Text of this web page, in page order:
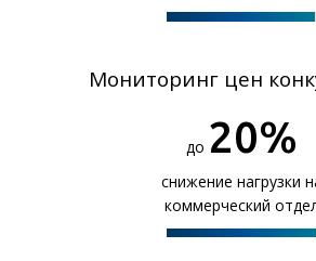
Мониторинг цен
до 20%
снижение нагрузки
коммерческий